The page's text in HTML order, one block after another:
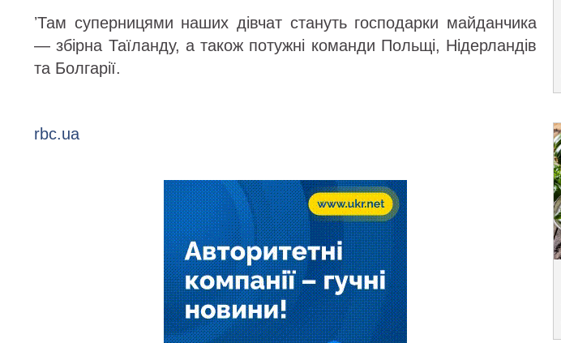
ʼТам суперницями наших дівчат стануть господарки майданчика
— збірна Таїланду, а також потужні команди Польщі, Нідерландів
та Болгарії.
rbc.ua